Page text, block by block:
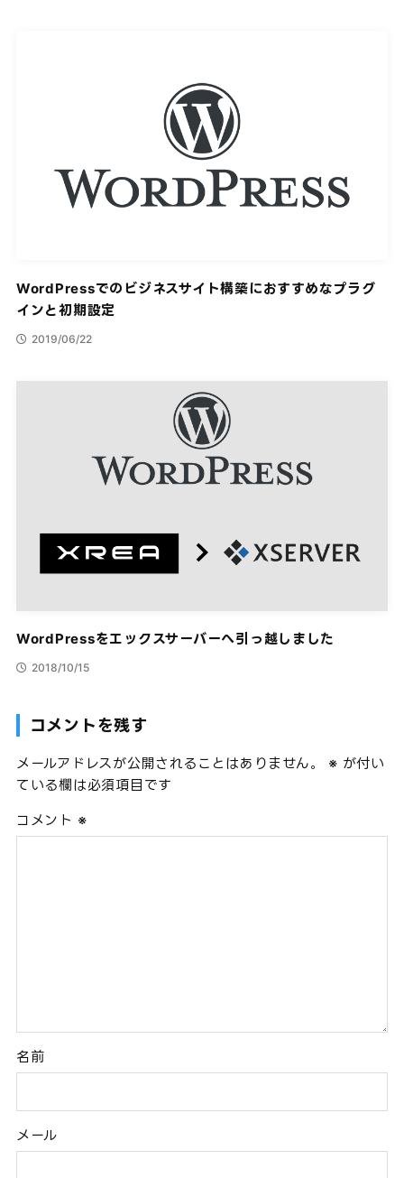
WordPressでのビジネスサイト構築におすすめなプラグ
インと初期設定
2019/06/22
WordPressをエックスサーバーへ引っ越しました
2018/10/15
コメントを残す
メールアドレスが公開されることはありません。 ※ が付い
ている欄は必須項目です
コメント ※
名前
メール